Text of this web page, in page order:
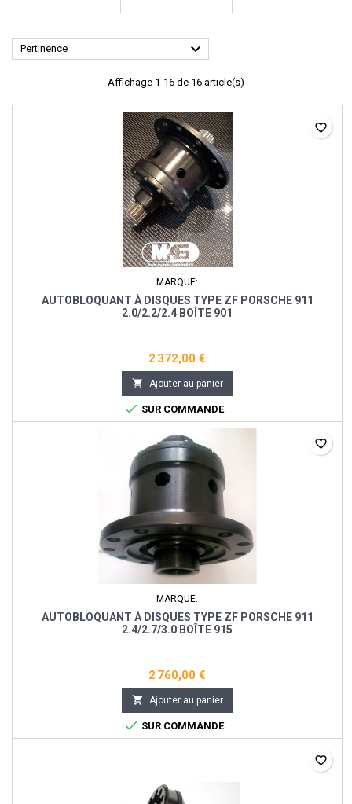
Pertinence 
Affichage 1-16 de 16 article(s)
MARQUE:
AUTOBLOQUANT À DISQUES TYPE ZF PORSCHE 911
2.0/2.2/2.4 BOÎTE 901
2 372,00 €
 Ajouter au panier
 SUR COMMANDE
favorite_border
MARQUE:
AUTOBLOQUANT À DISQUES TYPE ZF PORSCHE 911
2.4/2.7/3.0 BOÎTE 915
2 760,00 €
 Ajouter au panier
 SUR COMMANDE
favorite_border
favorite_border